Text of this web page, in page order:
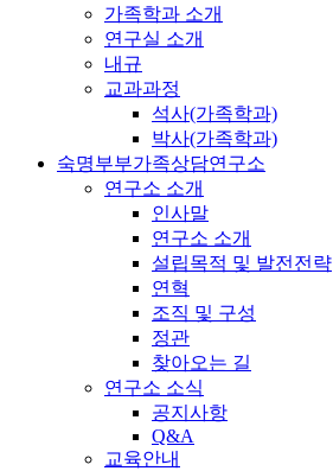
가족학과 소개
연구실 소개
내규
교과과정
석사(가족학과)
박사(가족학과)
숙명부부가족상담연구소
연구소 소개
인사말
연구소 소개
설립목적 및 발전전략
연혁
조직 및 구성
정관
찾아오는 길
연구소 소식
공지사항
Q&A
교육안내